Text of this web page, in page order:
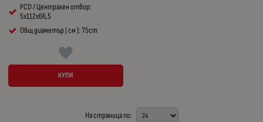
PCD / Централен отвор:
5x112x66,5
Общ диаметър ( см ): 75cm
КУПИ
На страница по: